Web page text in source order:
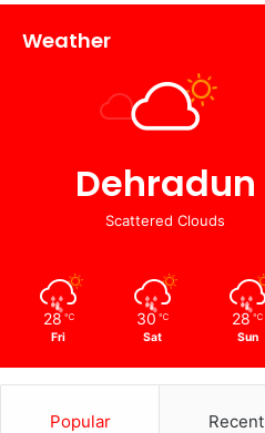
Weather
Dehradun
Scattered Clouds
28 ℃
Fri
30 ℃
Sat
28 ℃
Sun
Popular Recent